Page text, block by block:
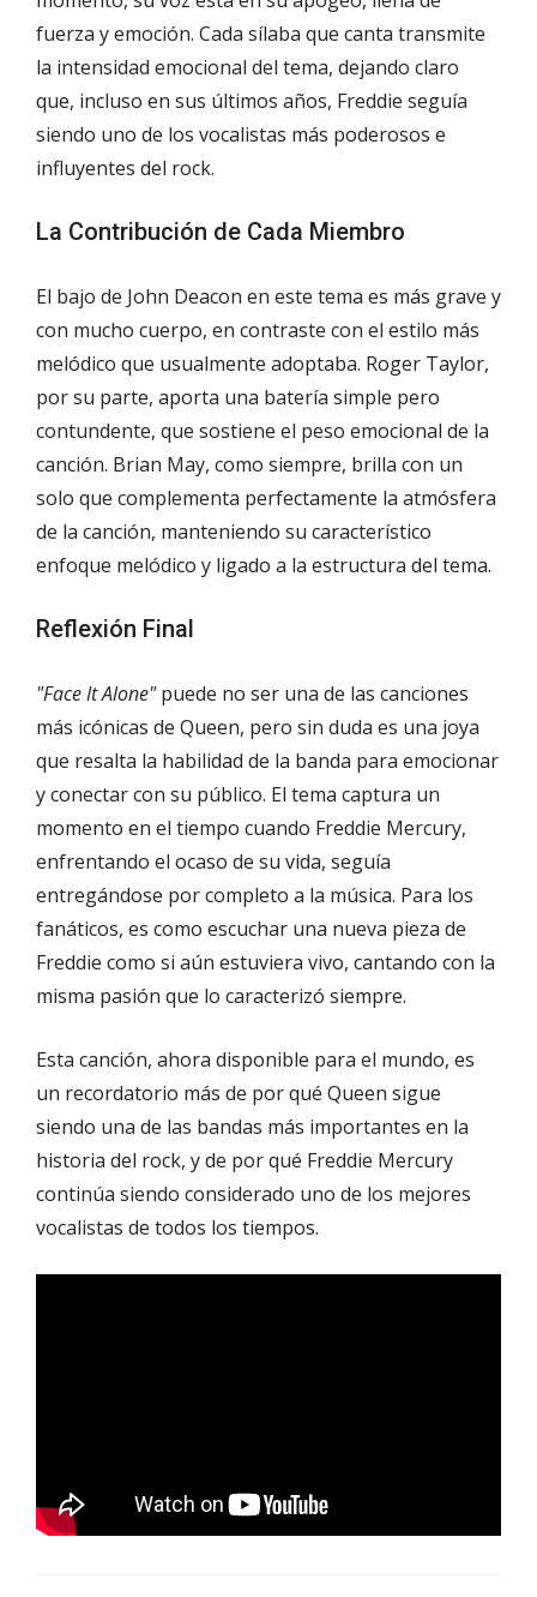
fuerza y emoción. Cada sílaba que canta transmite
la intensidad emocional del tema, dejando claro
que, incluso en sus últimos años, Freddie seguía
siendo uno de los vocalistas más poderosos e
influyentes del rock.
La Contribución de Cada Miembro
El bajo de John Deacon en este tema es más grave y
con mucho cuerpo, en contraste con el estilo más
melódico que usualmente adoptaba. Roger Taylor,
por su parte, aporta una batería simple pero
contundente, que sostiene el peso emocional de la
canción. Brian May, como siempre, brilla con un
solo que complementa perfectamente la atmósfera
de la canción, manteniendo su característico
enfoque melódico y ligado a la estructura del tema.
Reflexión Final
"Face It Alone"puede no ser una de las canciones
más icónicas de Queen, pero sin duda es una joya
que resalta la habilidad de la banda para emocionar
y conectar con su público. El tema captura un
momento en el tiempo cuando Freddie Mercury,
enfrentando el ocaso de su vida, seguía
entregándose por completo a la música. Para los
fanáticos, es como escuchar una nueva pieza de
Freddie como si aún estuviera vivo, cantando con la
misma pasión que lo caracterizó siempre.
Esta canción, ahora disponible para el mundo, es
un recordatorio más de por qué Queen sigue
siendo una de las bandas más importantes en la
historia del rock, y de por qué Freddie Mercury
continúa siendo considerado uno de los mejores
vocalistas de todos los tiempos.